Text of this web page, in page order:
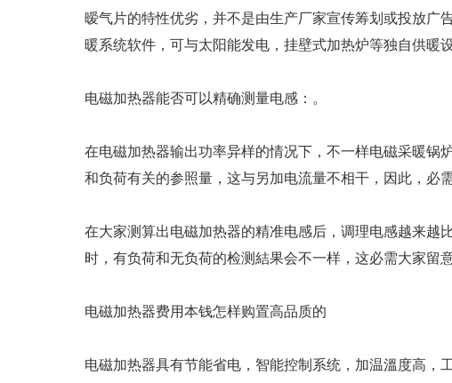
暧气片的特性优劣，并不是由生产厂家宣传筹划或投放
暖系统软件，可与太阳能发电，挂壁式加热炉等独自供暖
电磁加热器能否可以精确测量电感：。
在电磁加热器输出功率异样的情况下，不一样电磁采暖锅
和负荷有关的参照量，这与另加电流量不相干，因此，必
在大家测算出电磁加热器的精准电感后，调理电感越来越
时，有负荷和无负荷的检测結果会不一样，这必需大家留意
电磁加热器费用本钱怎样购置高品质的
电磁加热器具有节能省电，智能控制系统，加温溫度高